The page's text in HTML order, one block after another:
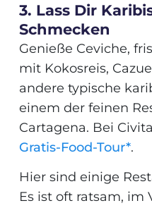
3. Lass Dir
Schmecken
Genieße Ceviche,
mit Kokosreis,
andere typische
einem der feinen
Cartagena. Bei
Gratis-Food-Tour*.
Hier sind einige
Es ist oft ratsam, im